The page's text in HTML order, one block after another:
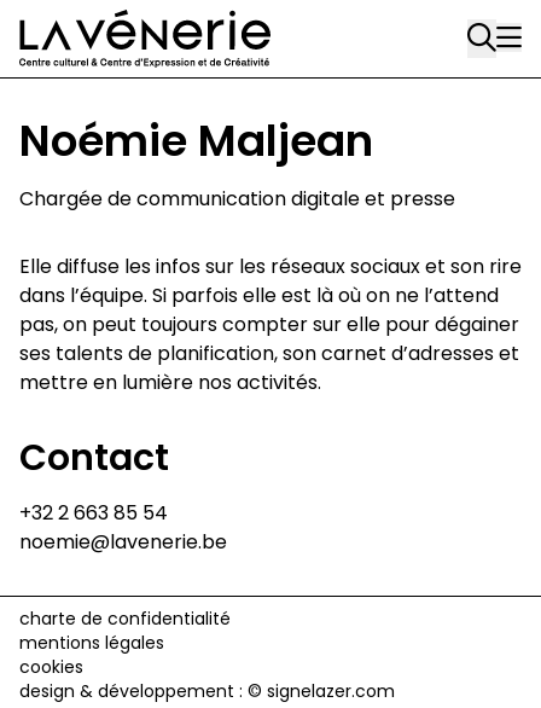
Aller au contenu principal
Rue Gratès, 3
1170 Watermael-Boitsfort
02 663 85 50
Écuries
Place Gilson, 3
suivez-nous
Journal Vénerie- version papier
Newsletter
AA
Noémie Maljean
Chargée de communication digitale et presse
Elle diffuse les infos sur les réseaux sociaux et son rire
dans l’équipe. Si parfois elle est là où on ne l’attend
pas, on peut toujours compter sur elle pour dégainer
ses talents de planification, son carnet d’adresses et
mettre en lumière nos activités.
Contact
+32 2 663 85 54
noemie@lavenerie.be
charte de confidentialité
mentions légales
cookies
design & développement : © signelazer.com